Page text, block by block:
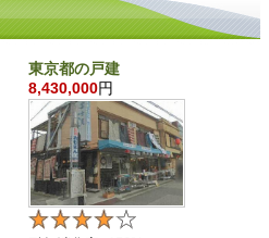
東京都の戸建
8,430,000円